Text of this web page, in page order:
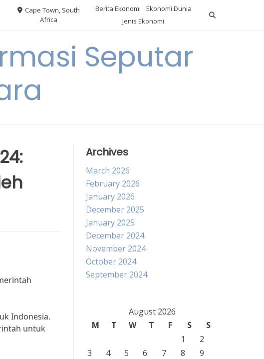
Cape Town, South
Africa
Berita Ekonomi
Ekonomi Dunia
Jenis Ekonomi
Seputar
Indonesia.
untuk
Archives
March 2026
February 2026
January 2026
December 2025
January 2025
December 2024
November 2024
October 2024
September 2024
August 2026
M
T W T F S
S
1
2
3
4 5 6 7 8
9